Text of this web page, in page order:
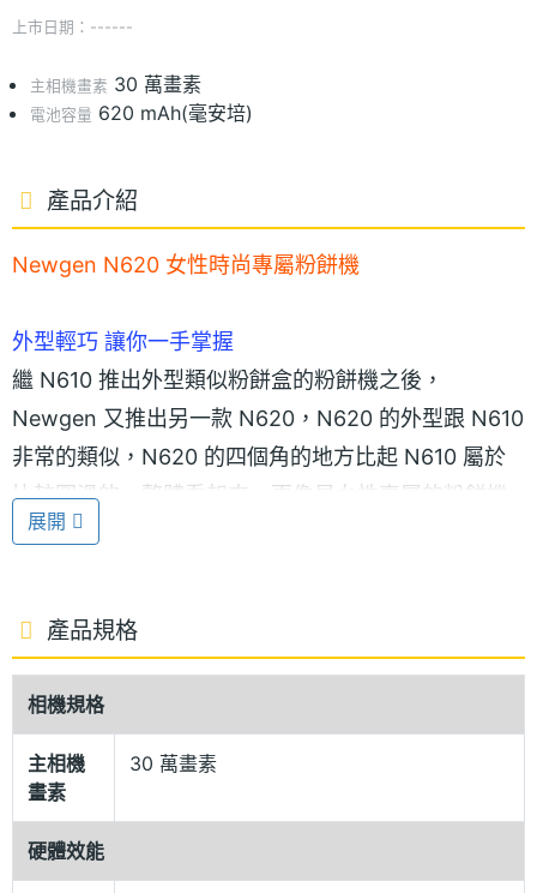
上市日期：------
主相機畫素 30 萬畫素
電池容量 620 mAh(毫安培)
產品介紹
Newgen N620 女性時尚專屬粉餅機
外型輕巧 讓你一手掌握
繼 N610 推出外型類似粉餅盒的粉餅機之後，
Newgen 又推出另一款 N620，N620 的外型跟 N610
非常的類似，N620 的四個角的地方比起 N610 屬於
比較圓滑的，整體看起來，更像是女性專屬的粉餅機
了，N620 也推出了四款為紅、白、綠、藍的顏色，
素數位相機的功能喔!具有 CMOS 鏡頭，4 倍 16 段數
位變焦，N620 更有最喜愛的 3、5、7、9 連拍功
能，讓你連連拍的高興，N620也可以用來當做攝影的
鏡頭使用，可以錄製 10 秒無聲的 M – JPEG 短片，生
展開
產品規格
相機規格
主相機
畫素
30 萬畫素
硬體效能